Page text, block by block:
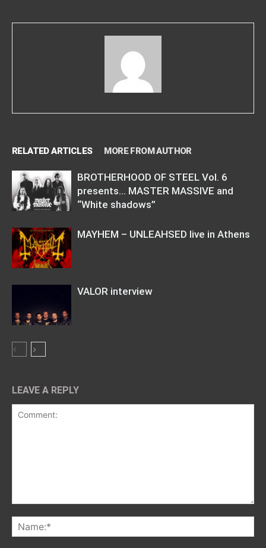
RELATED ARTICLES MORE FROM AUTHOR
BROTHERHOOD OF STEEL Vol. 6
presents… MASTER MASSIVE and
“White shadows”
MAYHEM – UNLEAHSED live in Athens
VALOR interview
LEAVE A REPLY